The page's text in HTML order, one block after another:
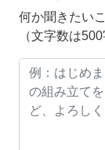
何か聞きたい
（文字数は500